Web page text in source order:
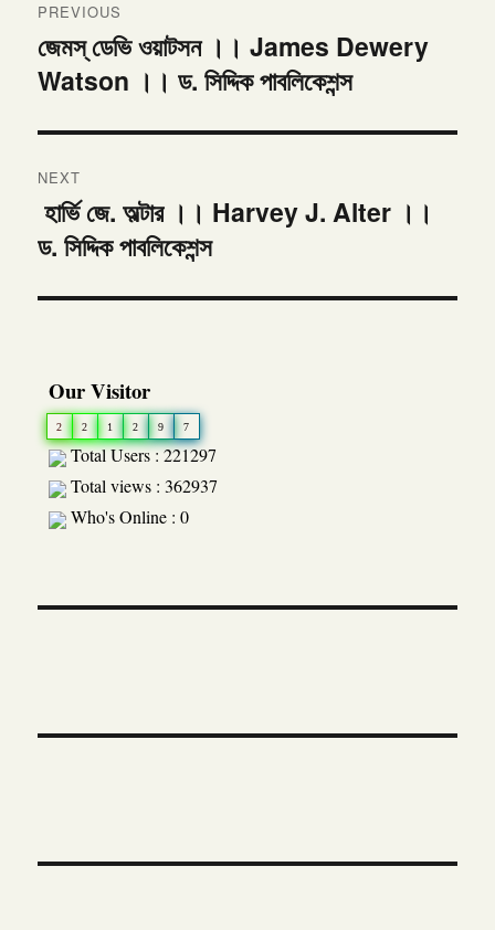
navigation
PREVIOUS
Previous
post:
জেমস্ ডেভি ওয়াটসন ।। James Dewery
Watson ।। ড. সিদ্দিক পাবলিকেশন্স
NEXT
Next
post:
হার্ভি জে. অল্টার ।। Harvey J. Alter ।।
ড. সিদ্দিক পাবলিকেশন্স
Our Visitor
2 2 1 2 9 7
Total Users : 221297
Total views : 362937
Who's Online : 0